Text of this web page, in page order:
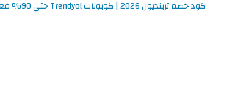
كود خصم ترينديول 2026 | كوبونات Trendyol حتى 90% فعالة اليوم